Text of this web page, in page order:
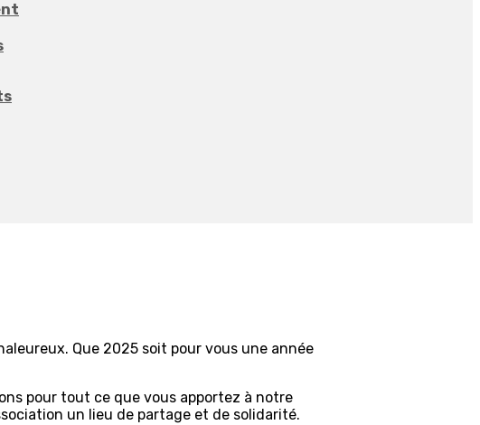
Que 2025 soit pour vous une année
pour tout ce que vous apportez à notre
un lieu de partage et de solidarité.